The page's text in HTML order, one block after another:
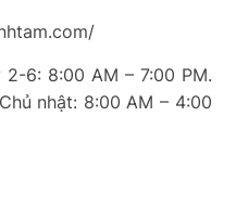
6: 8:00 AM – 7:00 PM.
nhật: 8:00 AM – 4:00